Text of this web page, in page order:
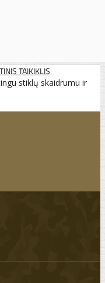
TAIKIKLIS
stiklų skaidrumu ir